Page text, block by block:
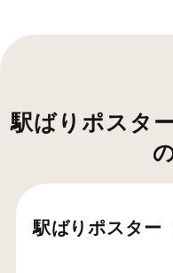
駅ばりポスタ
駅ばりポスター